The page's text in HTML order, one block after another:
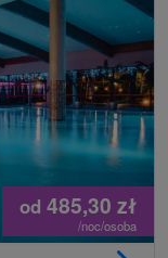
od 485,30 zł
/noc/osoba